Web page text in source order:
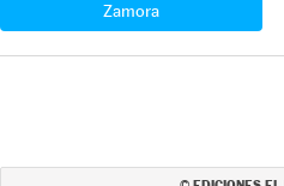
Zamora